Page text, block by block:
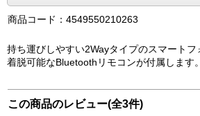
商品コード：4549550210263
持ち運びしやすい2Wayタイプのスマートフ
着脱可能なBluetoothリモコンが付属します。
この商品のレビュー(全3件)